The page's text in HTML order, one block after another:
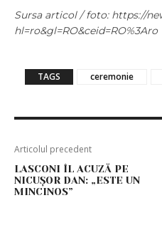
Sursa articol / foto: https://
hl=ro&gl=RO&ceid=RO%3Aro
TAGS ceremonie
Articolul precedent
LASCONI ÎL ACUZĂ PE
NICUȘOR DAN: „ESTE UN
MINCINOS”